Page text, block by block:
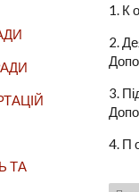
ТА
1. К
2.
3.
4. П